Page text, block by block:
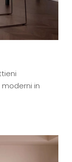
in